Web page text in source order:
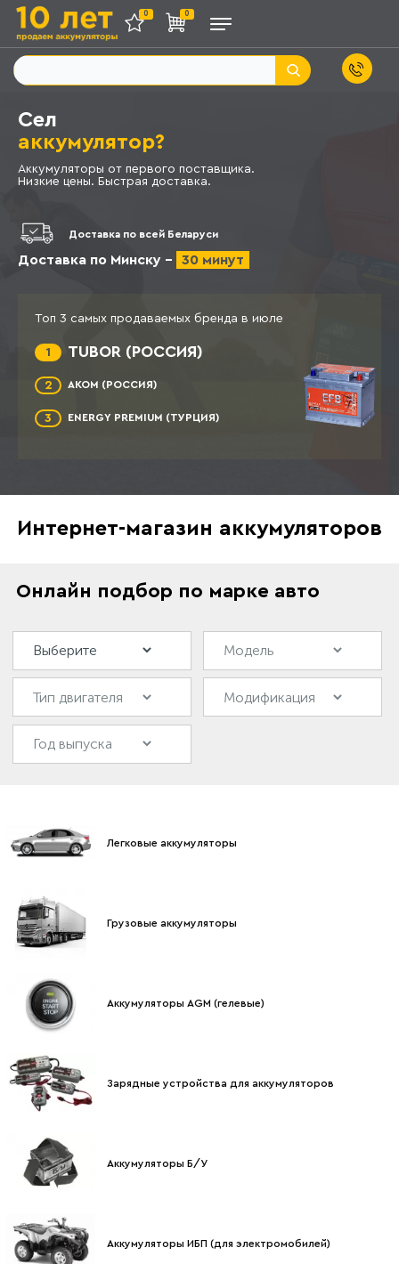
0 0
Сел
аккумулятор?
Аккумуляторы от первого поставщика.
Низкие цены. Быстрая доставка.
Доставка по всей Беларуси
Доставка по Минску - 30 минут
Топ 3 самых продаваемых бренда в июле
1 TUBOR (РОССИЯ)
2 AKOM (РОССИЯ)
3 ENERGY PREMIUM (ТУРЦИЯ)
Интернет-магазин аккумуляторов
Онлайн подбор по марке авто
Легковые аккумуляторы
Грузовые аккумуляторы
Аккумуляторы AGM (гелевые)
Зарядные устройства для аккумуляторов
Аккумуляторы Б/У
Аккумуляторы ИБП (для электромобилей)